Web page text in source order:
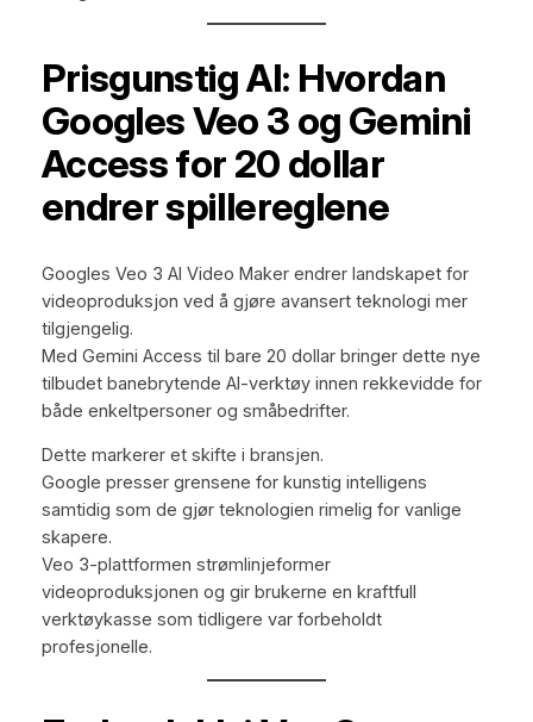
Prisgunstig AI: Hvordan
Googles Veo 3 og Gemini
Access for 20 dollar
endrer spillereglene
Googles Veo 3 AI Video Maker endrer landskapet for
videoproduksjon ved å gjøre avansert teknologi mer
tilgjengelig.
Med Gemini Access til bare 20 dollar bringer dette nye
tilbudet banebrytende AI-verktøy innen rekkevidde for
både enkeltpersoner og småbedrifter.
Dette markerer et skifte i bransjen.
Google presser grensene for kunstig intelligens
samtidig som de gjør teknologien rimelig for vanlige
skapere.
Veo 3-plattformen strømlinjeformer
videoproduksjonen og gir brukerne en kraftfull
verktøykasse som tidligere var forbeholdt
profesjonelle.